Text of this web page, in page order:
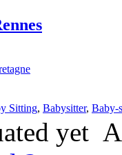
Sitting, Babysitter, Baby-
yet